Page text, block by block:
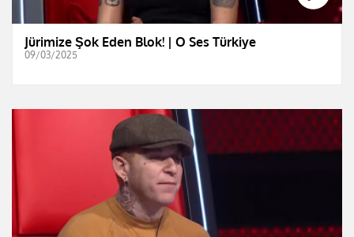
Jürimize Şok Eden Blok! | O Ses Türkiye
09/03/2025